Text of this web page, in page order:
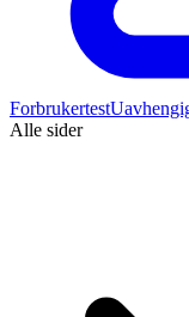
Forbrukertest
Alle sider